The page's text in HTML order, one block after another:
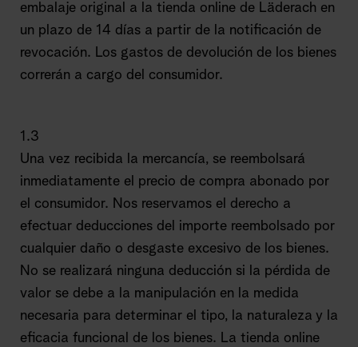
embalaje original a la tienda online de Läderach en
un plazo de 14 días a partir de la notificación de
revocación. Los gastos de devolución de los bienes
correrán a cargo del consumidor.
1.3
Una vez recibida la mercancía, se reembolsará
inmediatamente el precio de compra abonado por
el consumidor. Nos reservamos el derecho a
efectuar deducciones del importe reembolsado por
cualquier daño o desgaste excesivo de los bienes.
No se realizará ninguna deducción si la pérdida de
valor se debe a la manipulación en la medida
necesaria para determinar el tipo, la naturaleza y la
eficacia funcional de los bienes. La tienda online